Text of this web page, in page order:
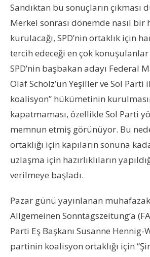
Sandıktan bu sonuçların çıkması
Merkel sonrası dönemde nasıl bir
kurulacağı, SPD’nin ortaklık için
tercih edeceği en çok konuşulanlar
SPD’nin başbakan adayı Federal
Olaf Scholz’un Yeşiller ve Sol
koalisyon” hükümetinin
kapatmaması, özellikle Sol Parti
memnun etmiş görünüyor. Bu
ortaklığı için kapıların sonuna
uzlaşma için hazırlıklıların
verilmeye başladı.
Pazar günü yayınlanan
Allgemeinen Sonntagszeitung’a
Parti Eş Başkanı Susanne Hennig-
partinin koalisyon ortaklığı için